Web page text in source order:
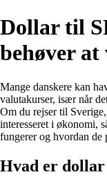
Dollar til
behøver at
Mange danskere kan
valutakurser, især når
Om du rejser til
interesseret i økonomi,
fungerer og hvordan
Hvad er